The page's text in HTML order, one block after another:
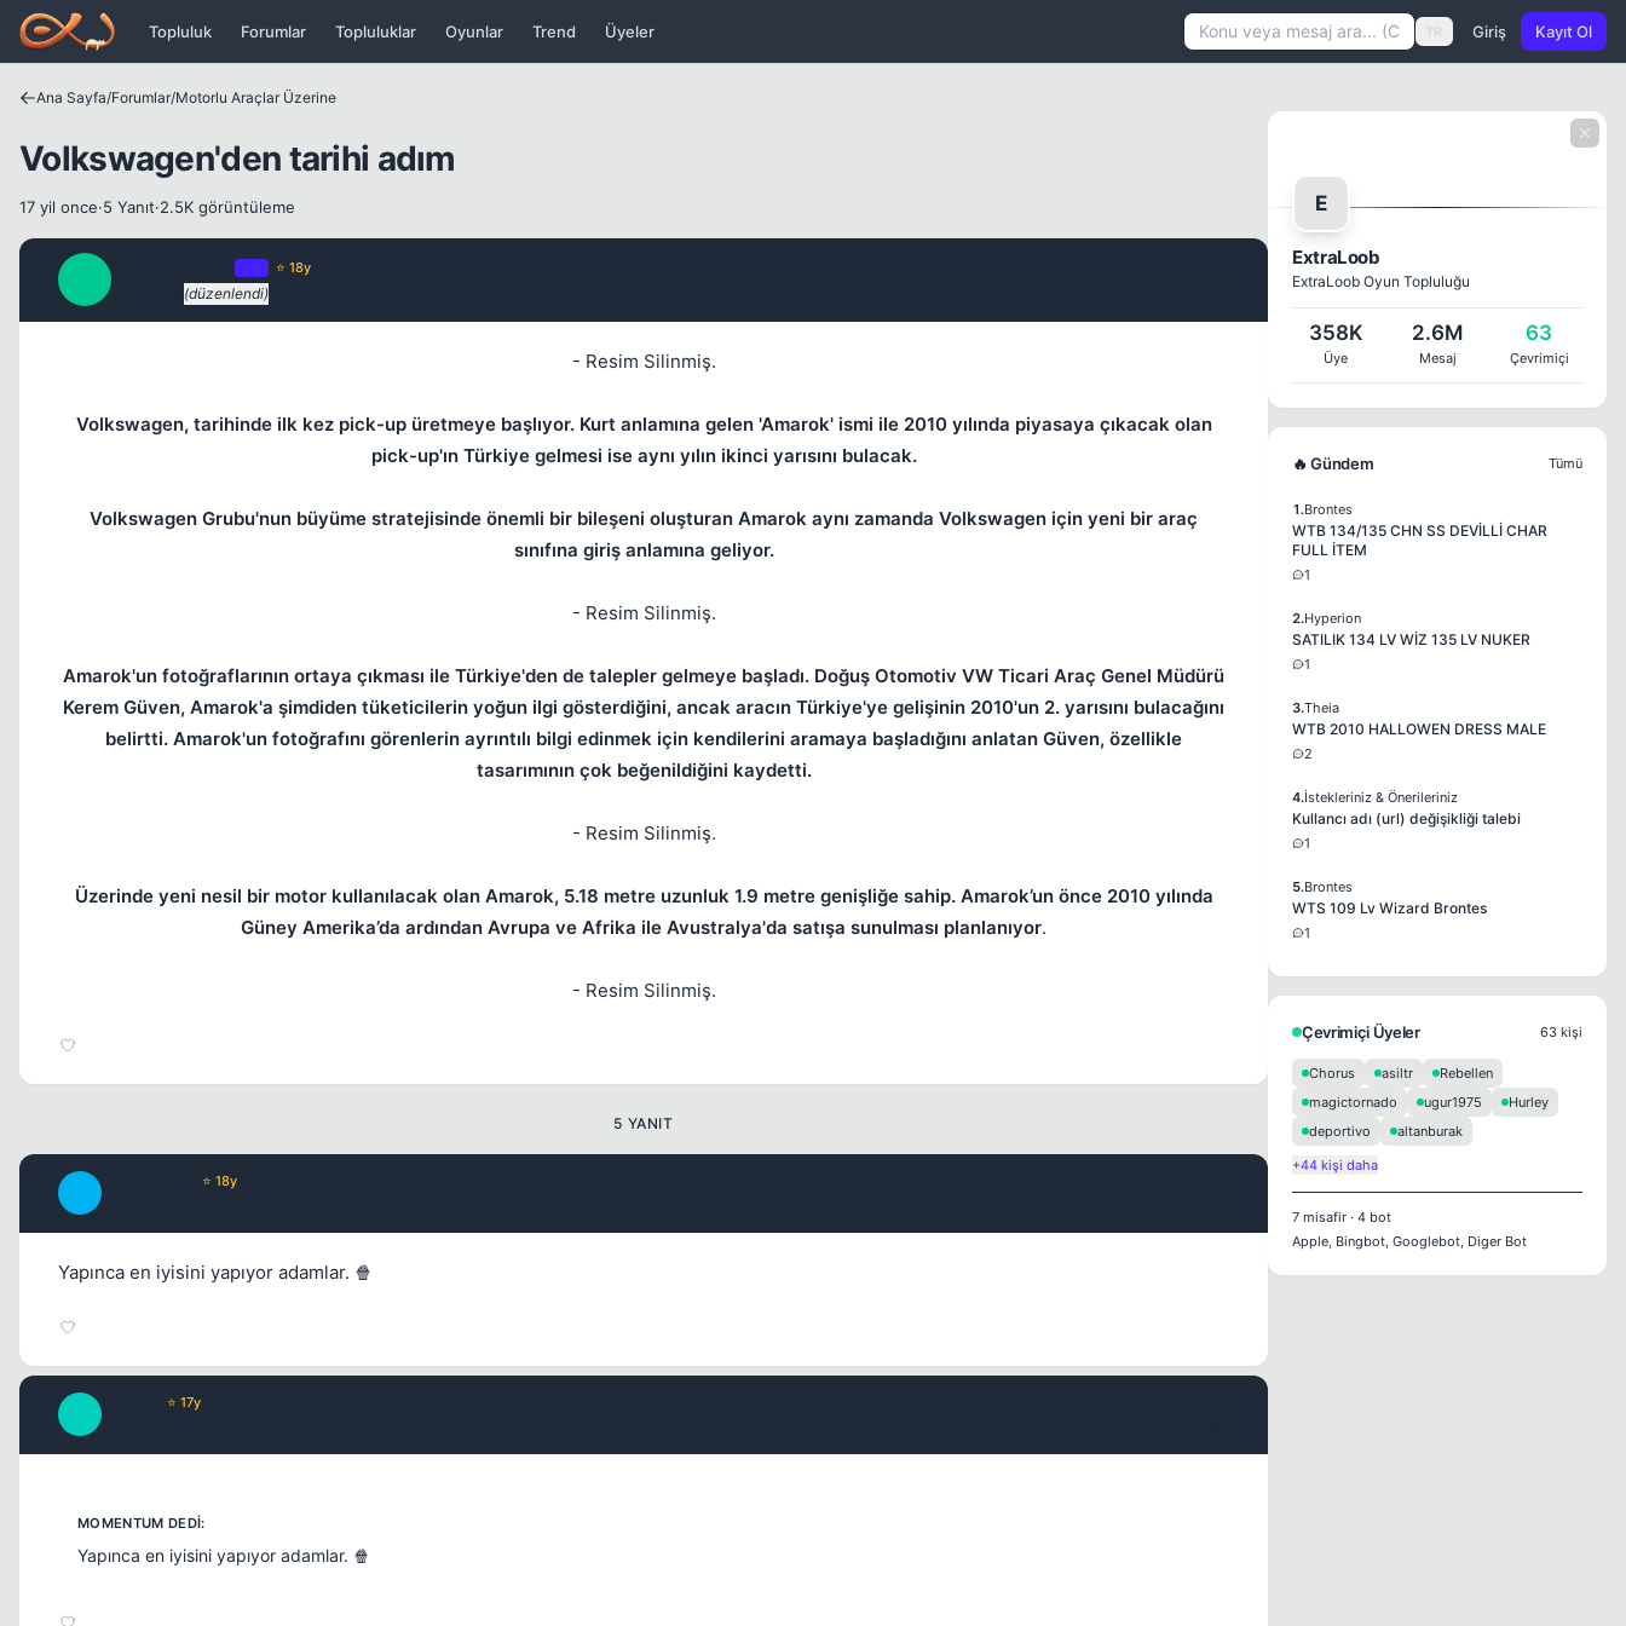
Icerige atla
Topluluk Forumlar Topluluklar Oyunlar Trend Üyeler TR Giriş Kayıt Ol
Ana Sayfa/Forumlar/Motorlu Araçlar Üzerine
Volkswagen'den tarihi adım
17 yil once·5 Yanıt·2.5K görüntüleme
⭐ 18y
(düzenlendi)
- Resim Silinmiş.
Volkswagen, tarihinde ilk kez pick-up üretmeye başlıyor. Kurt anlamına gelen 'Amarok' ismi ile 2010 yılında piyasaya çıkacak olan
pick-up'ın Türkiye gelmesi ise aynı yılın ikinci yarısını bulacak.
Volkswagen Grubu'nun büyüme stratejisinde önemli bir bileşeni oluşturan Amarok aynı zamanda Volkswagen için yeni bir araç
sınıfına giriş anlamına geliyor.
- Resim Silinmiş.
Amarok'un fotoğraflarının ortaya çıkması ile Türkiye'den de talepler gelmeye başladı. Doğuş Otomotiv VW Ticari Araç Genel Müdürü
Kerem Güven, Amarok'a şimdiden tüketicilerin yoğun ilgi gösterdiğini, ancak aracın Türkiye'ye gelişinin 2010'un 2. yarısını bulacağını
belirtti. Amarok'un fotoğrafını görenlerin ayrıntılı bilgi edinmek için kendilerini aramaya başladığını anlatan Güven, özellikle
tasarımının çok beğenildiğini kaydetti.
- Resim Silinmiş.
Üzerinde yeni nesil bir motor kullanılacak olan Amarok, 5.18 metre uzunluk 1.9 metre genişliğe sahip. Amarok’un önce 2010 yılında
Güney Amerika’da ardından Avrupa ve Afrika ile Avustralya'da satışa sunulması planlanıyor.
- Resim Silinmiş.
5 YANIT
⭐ 18y
Yapınca en iyisini yapıyor adamlar. 🍿
⭐ 17y
Yapınca en iyisini yapıyor adamlar. 🍿
E
ExtraLoob
ExtraLoob Oyun Topluluğu
358K
Üye
2.6M
Mesaj
63
Çevrimiçi
🔥 Gündem Tümü
1.Brontes
WTB 134/135 CHN SS DEVİLLİ CHAR
FULL İTEM
1
2.Hyperion
SATILIK 134 LV WİZ 135 LV NUKER
1
3.Theia
WTB 2010 HALLOWEN DRESS MALE
2
4.İstekleriniz & Önerileriniz
Kullancı adı (url) değişikliği talebi
1
5.Brontes
WTS 109 Lv Wizard Brontes
1
Çevrimiçi Üyeler 63 kişi
Chorus asiltr
Rebellen
magictornado
ugur1975
Hurley
deportivo
altanburak
+44 kişi daha
7 misafir · 4 bot
Apple, Bingbot, Googlebot, Diger Bot